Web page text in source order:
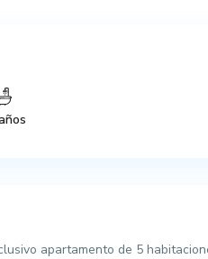
apartamento de 5